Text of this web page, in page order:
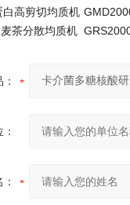
高剪切均质机
茶分散均质机